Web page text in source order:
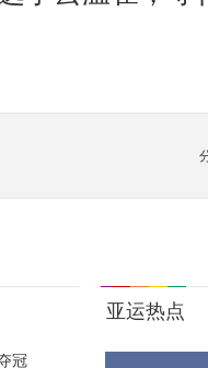
冠
亚运热点